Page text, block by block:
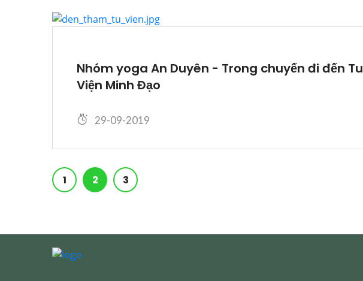
Nhóm yoga An Duyên - Trong chuyến đi đến Tu
Viện Minh Đạo
29-09-2019
1 2 3